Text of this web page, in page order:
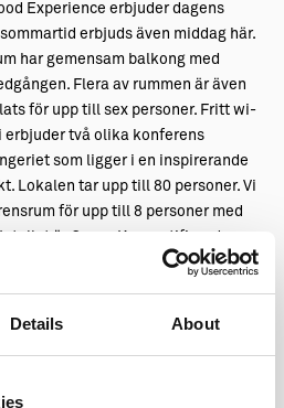
Details About
Experience erbjuder dagens
erbjuds även middag här.
har gemensam balkong med
Flera av rummen är även
för upp till sex personer. Fritt wi-
erbjuder två olika konferens
som ligger i en inspirerande
Lokalen tar upp till 80 personer. Vi
för upp till 8 personer med
miljömärkning för